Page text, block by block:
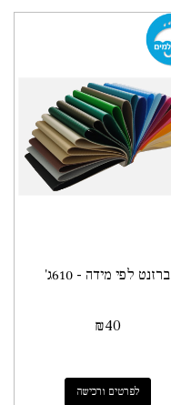
ברזנט לפי מידה - 610ג'
₪40
לפרטים ורכישה